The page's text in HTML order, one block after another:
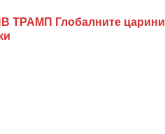
Глобалните царини